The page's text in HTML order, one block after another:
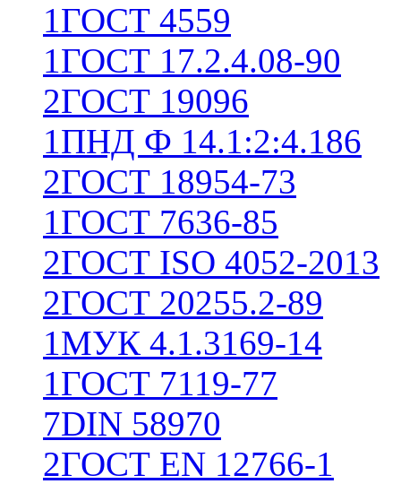
1ГОСТ 4559
1ГОСТ 17.2.4.08-90
2ГОСТ 19096
1ПНД Ф 14.1:2:4.186
2ГОСТ 18954-73
1ГОСТ 7636-85
2ГОСТ ISO 4052-2013
2ГОСТ 20255.2-89
1МУК 4.1.3169-14
1ГОСТ 7119-77
7DIN 58970
2ГОСТ EN 12766-1